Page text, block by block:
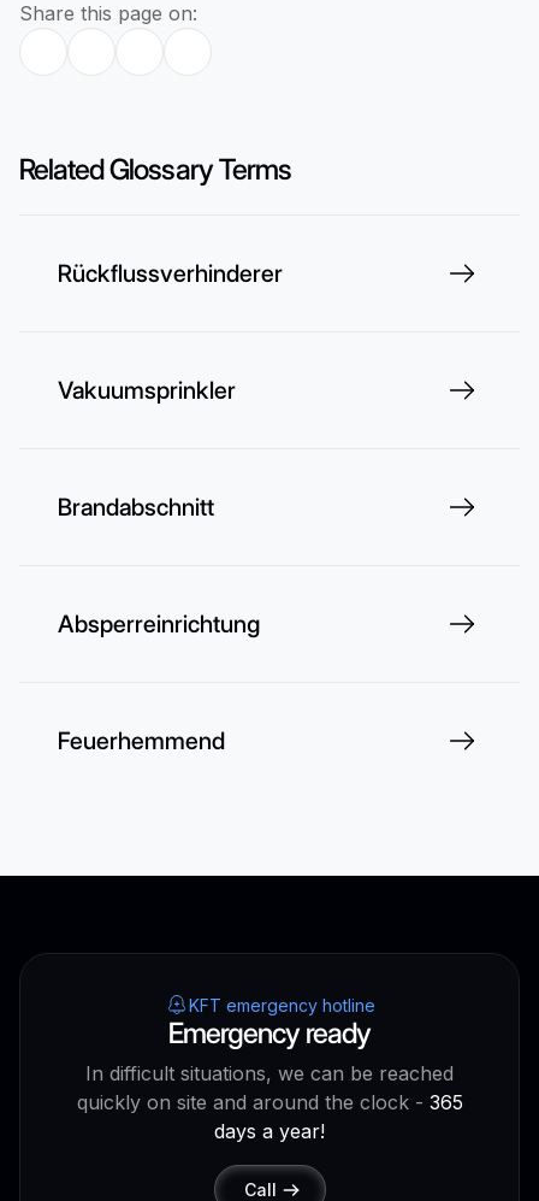
Share this page on:
Related Glossary Terms
Rückflussverhinderer
Vakuumsprinkler
Brandabschnitt
Absperreinrichtung
Feuerhemmend
KFT emergency hotline
Emergency ready
In difficult situations, we can be reached
quickly on site and around the clock - 365
days a year!
Call